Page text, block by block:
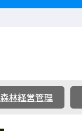
森林経営管理